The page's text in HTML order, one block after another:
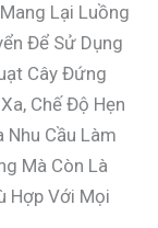
Lại Luồng
Để Sử Dụng
Cây Đứng
Chế Độ Hẹn
Cầu Làm
Mà Còn Là
Hợp Với Mọi